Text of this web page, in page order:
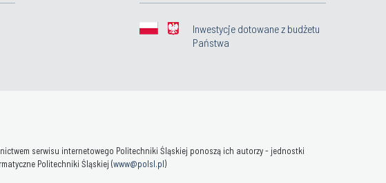
Inwestycje dotowane z budżetu
Państwa
serwisu internetowego Politechniki Śląskiej ponoszą ich autorzy - jednostki
Politechniki Śląskiej (www@polsl.pl)